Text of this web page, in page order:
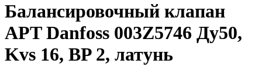
Балансировочный клапан
APT Danfoss 003Z5746 Ду50,
Kvs 16, BP 2, латунь